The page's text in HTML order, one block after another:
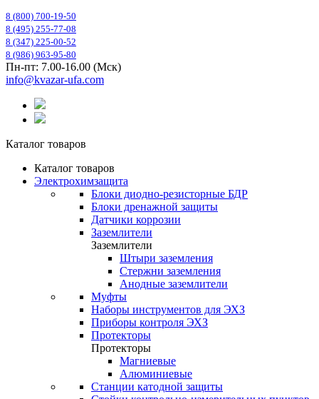
8 (800) 700-19-50
8 (495) 255-77-08
8 (347) 225-00-52
8 (986) 963-95-80
Пн-пт: 7.00-16.00 (Мск)
info@kvazar-ufa.com
Каталог товаров
Каталог товаров
Электрохимзащита
Блоки диодно-резисторные БДР
Блоки дренажной защиты
Датчики коррозии
Заземлители
Заземлители
Штыри заземления
Стержни заземления
Анодные заземлители
Муфты
Наборы инструментов для ЭХЗ
Приборы контроля ЭХЗ
Протекторы
Протекторы
Магниевые
Алюминиевые
Станции катодной защиты